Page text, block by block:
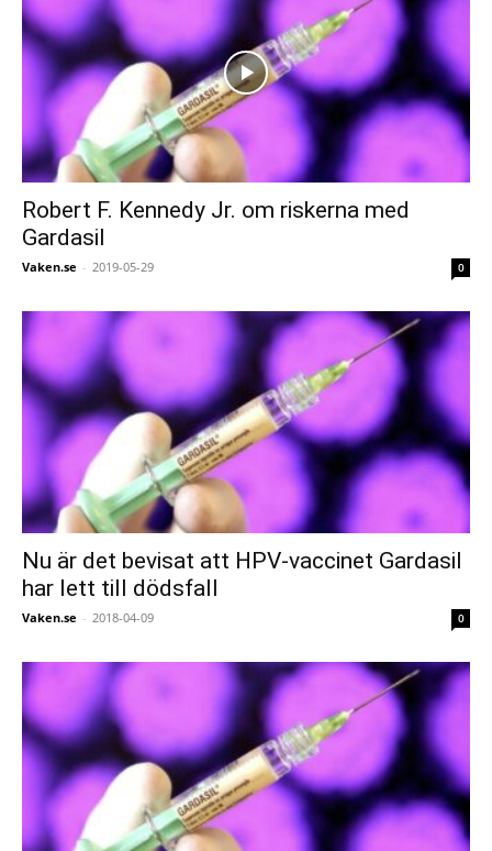
Robert F. Kennedy Jr. om riskerna med
Gardasil
Vaken.se - 2019-05-29 0
Nu är det bevisat att HPV-vaccinet Gardasil
har lett till dödsfall
Vaken.se - 2018-04-09 0